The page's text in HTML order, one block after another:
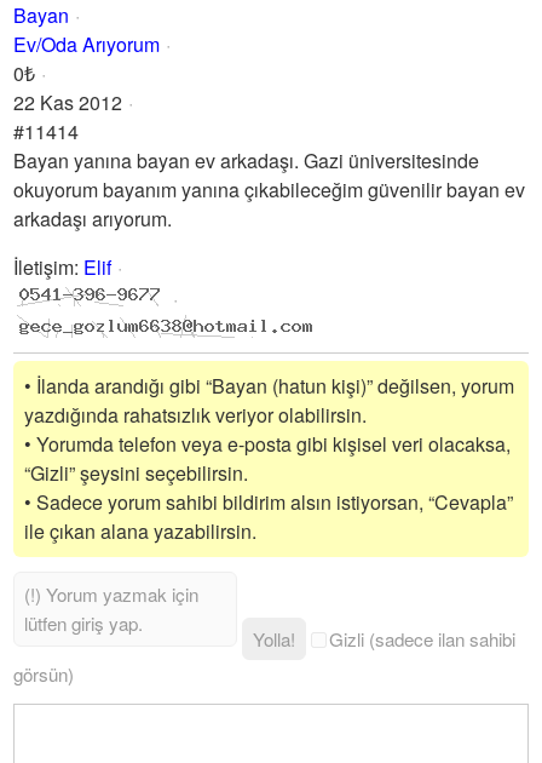
Bayan
Ev/Oda Arıyorum
0₺
22 Kas 2012
#11414
Bayan yanına bayan ev arkadaşı. Gazi üniversitesinde
okuyorum bayanım yanına çıkabileceğim güvenilir bayan ev
arkadaşı arıyorum.
İletişim: Elif
• İlanda arandığı gibi “Bayan (hatun kişi)” değilsen, yorum
yazdığında rahatsızlık veriyor olabilirsin.
• Yorumda telefon veya e-posta gibi kişisel veri olacaksa,
“Gizli” şeysini seçebilirsin.
• Sadece yorum sahibi bildirim alsın istiyorsan, “Cevapla”
ile çıkan alana yazabilirsin.
Yolla!
Gizli (sadece ilan sahibi
görsün)